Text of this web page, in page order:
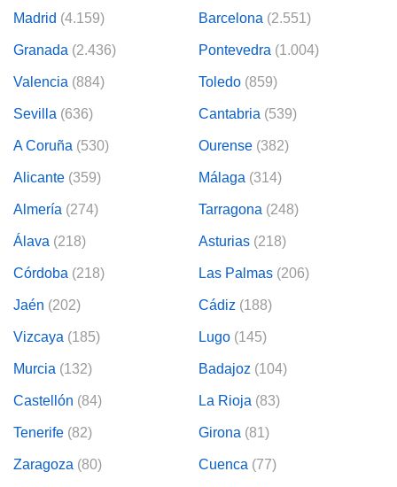
que
en
lo que
Para
u oponerse
nuestra
y/o
para
perfiles
utilizar
Madrid (4.159) Barcelona (2.551)
Granada (2.436) Pontevedra (1.004)
Valencia (884) Toledo (859)
Sevilla (636) Cantabria (539)
A Coruña (530) Ourense (382)
Alicante (359) Málaga (314)
Almería (274) Tarragona (248)
Álava (218) Asturias (218)
Córdoba (218) Las Palmas (206)
Jaén (202) Cádiz (188)
Vizcaya (185) Lugo (145)
Murcia (132) Badajoz (104)
Castellón (84) La Rioja (83)
Tenerife (82) Girona (81)
Zaragoza (80) Cuenca (77)